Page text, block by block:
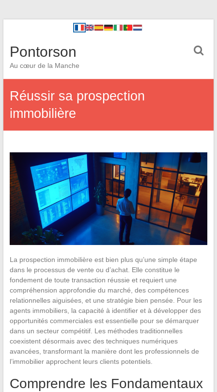
Pontorson
Au cœur de la Manche
Réussir sa prospection
immobilière
La prospection immobilière est bien plus qu’une simple étape
dans le processus de vente ou d’achat. Elle constitue le
fondement de toute transaction réussie et requiert une
compréhension approfondie du marché, des compétences
relationnelles aiguisées, et une stratégie bien pensée. Pour les
agents immobiliers, la capacité à identifier et à développer des
opportunités commerciales est essentielle pour se démarquer
dans un secteur compétitif. Les méthodes traditionnelles
coexistent désormais avec des techniques numériques
avancées, transformant la manière dont les professionnels de
l’immobilier approchent leurs clients potentiels.
Comprendre les Fondamentaux